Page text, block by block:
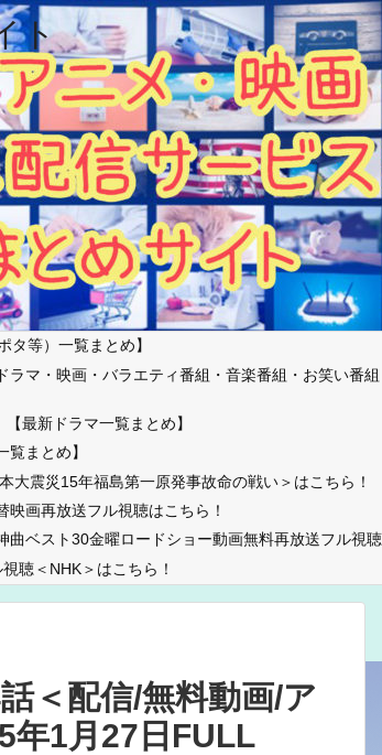
ト
タ等）一覧まとめ】
ラマ・映画・バラエティ番組・音楽番組・お笑い番
【最新ドラマ一覧まとめ】
まとめ】
大震災15年福島第一原発事故命の戦い＞はこちら！
映画再放送フル視聴はこちら！
ベスト30金曜ロードショー動画無料再放送フル視聴
聴＜NHK＞はこちら！
＜配信/無料動画/ア
年1月27日FULL